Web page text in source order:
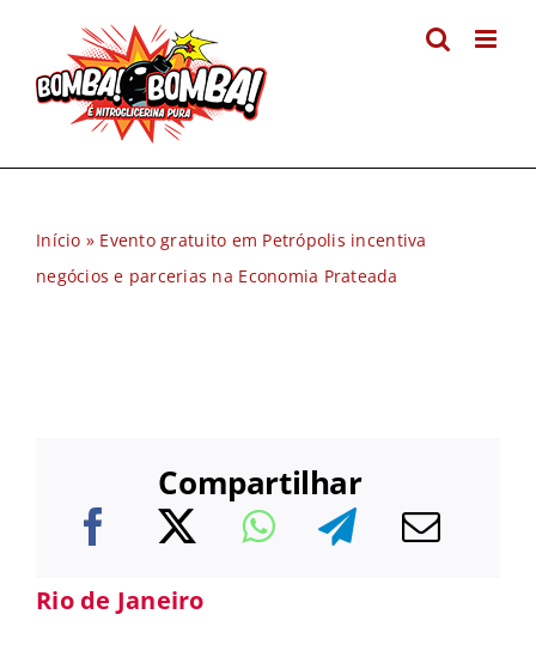
conteúdo
Início » Evento gratuito em Petrópolis incentiva
negócios e parcerias na Economia Prateada
Compartilhar
Rio de Janeiro